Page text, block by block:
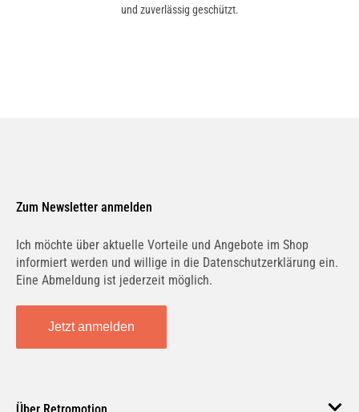
und zuverlässig geschützt.
Zum Newsletter anmelden
Ich möchte über aktuelle Vorteile und Angebote im Shop
informiert werden und willige in die Datenschutzerklärung ein.
Eine Abmeldung ist jederzeit möglich.
Jetzt anmelden